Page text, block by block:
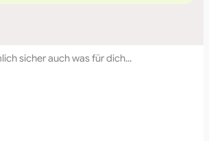
sicher auch was für dich...